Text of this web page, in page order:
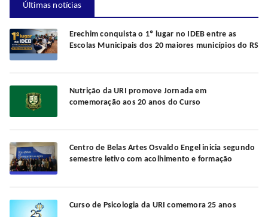
Últimas notícias
Erechim conquista o 1º lugar no IDEB entre as
Escolas Municipais dos 20 maiores municípios do RS
Nutrição da URI promove Jornada em
comemoração aos 20 anos do Curso
Centro de Belas Artes Osvaldo Engel inicia segundo
semestre letivo com acolhimento e formação
Curso de Psicologia da URI comemora 25 anos